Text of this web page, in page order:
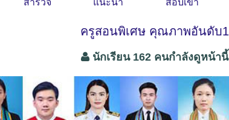
สำรวจ แนะนำ สอบเข้า
ครูสอนพิเศษ คุณภาพอันดับ1
นักเรียน 162 คนกำลังดูหน้านี้